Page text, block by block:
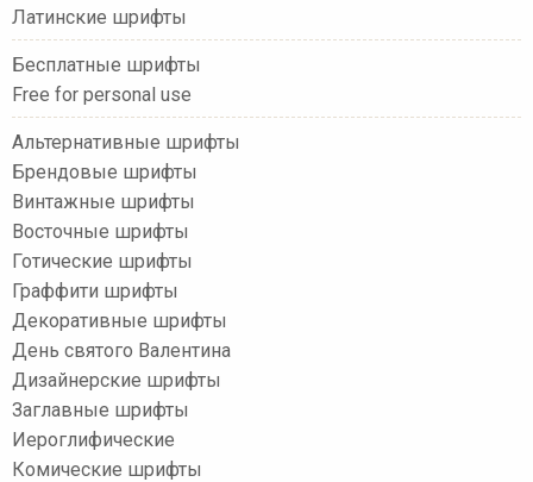
Латинские шрифты
Бесплатные шрифты
Free for personal use
Альтернативные шрифты
Брендовые шрифты
Винтажные шрифты
Восточные шрифты
Готические шрифты
Граффити шрифты
Декоративные шрифты
День святого Валентина
Дизайнерские шрифты
Заглавные шрифты
Иероглифические
Комические шрифты